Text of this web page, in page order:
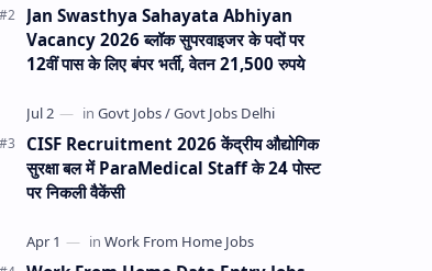
Jan Swasthya Sahayata Abhiyan
Vacancy 2026 ब्लॉक सुपरवाइजर के पदों पर
12वीं पास के लिए बंपर भर्ती, वेतन 21,500 रुपये
CISF Recruitment 2026 केंद्रीय औद्योगिक
सुरक्षा बल में ParaMedical Staff के 24 पोस्ट
पर निकली वैकेंसी